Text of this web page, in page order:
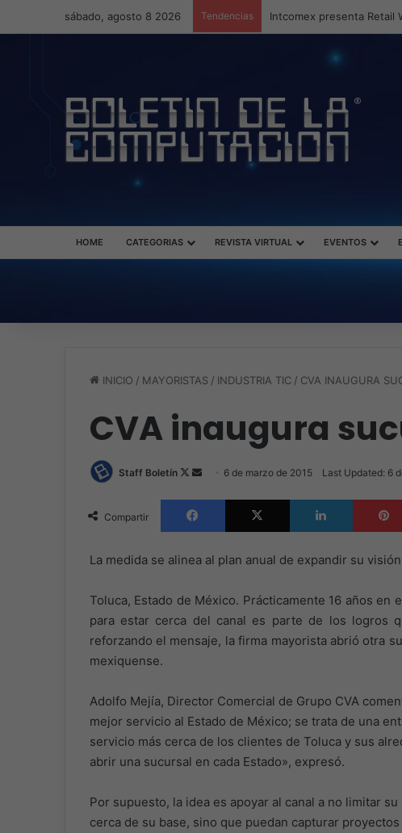
sábado, agosto 8 2026 Tendencias Intcomex presenta Retail
HOME CATEGORIAS REVISTA VIRTUAL EVENTOS
INICIO / MAYORISTAS / INDUSTRIA TIC / CVA INAUGURA
CVA inaugura
Staff Boletín
Follow
X
Send 6 de marzo de 2015 Last Updated: 6
Compartir
Facebook X LinkedIn
La medida se alinea al plan anual de expandir su
Toluca, Estado de México. Prácticamente 16 años
para estar cerca del canal es parte de los logros
reforzando el mensaje, la firma mayorista abrió otra
mexiquense.
Adolfo Mejía, Director Comercial de Grupo CVA
mejor servicio al Estado de México; se trata de una
servicio más cerca de los clientes de Toluca y sus
abrir una sucursal en cada Estado», expresó.
Por supuesto, la idea es apoyar al canal a no limitar
cerca de su base, sino que puedan capturar